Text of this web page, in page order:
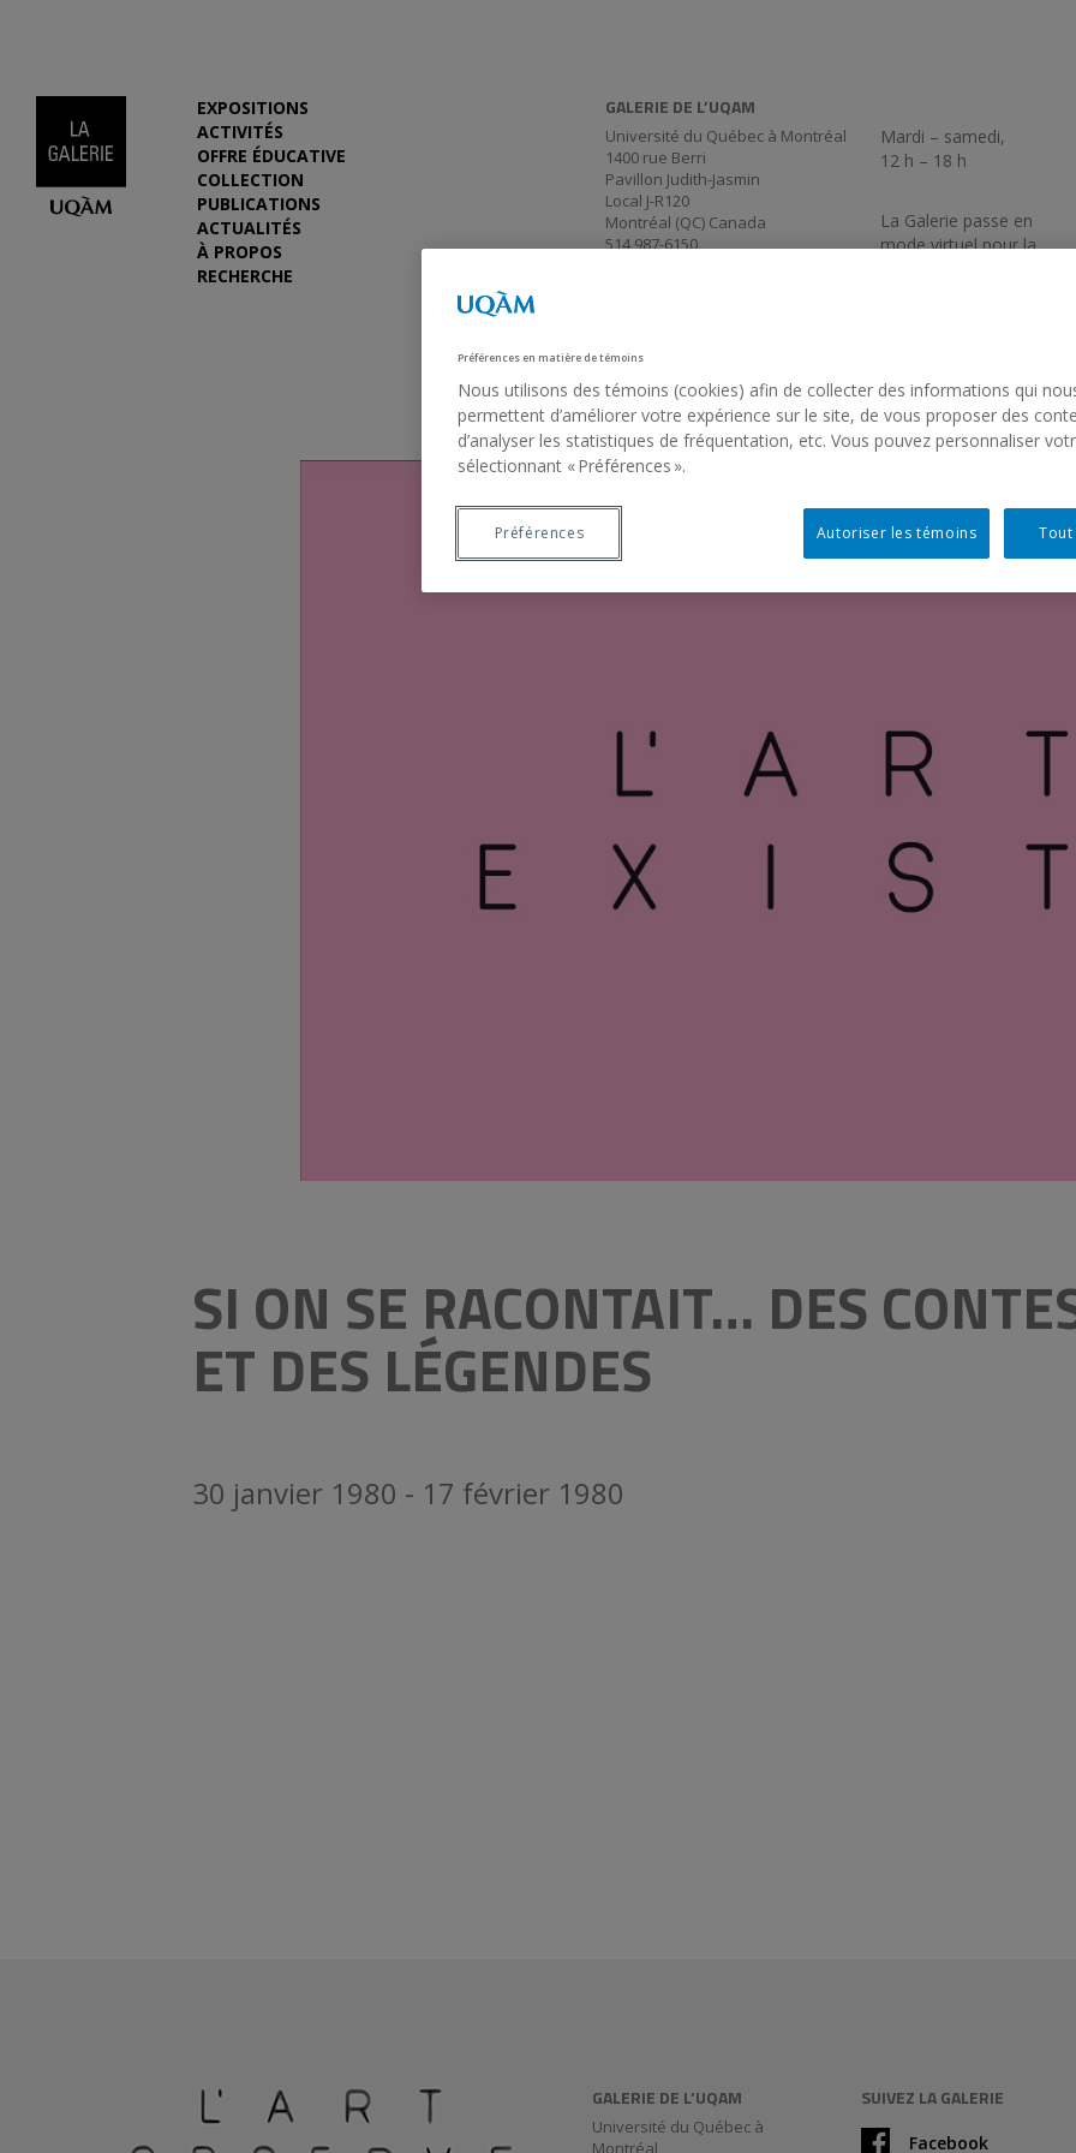
EXPOSITIONS
ACTIVITÉS
OFFRE ÉDUCATIVE
COLLECTION
PUBLICATIONS
ACTUALITÉS
À PROPOS
RECHERCHE
GALERIE DE L’UQAM
Université du Québec à Montréal
1400 rue Berri
Pavillon Judith-Jasmin
Local J-R120
Montréal (QC) Canada
514 987-6150
Mardi – samedi,
12 h – 18 h
La Galerie passe en
mode virtuel pour la
SI ON SE RACONTAIT… DES
ET DES LÉGENDES
30 janvier 1980 - 17 février 1980
GALERIE DE L’UQAM
Université du Québec à
Montréal
SUIVEZ LA GALERIE
Facebook
Préférences en matière de témoins
Nous utilisons des témoins (cookies) afin de collecter des informations qui
permettent d’améliorer votre expérience sur le site, de vous proposer des
d’analyser les statistiques de fréquentation, etc. Vous pouvez personnaliser
sélectionnant « Préférences ».
Autoriser les témoins
Préférences